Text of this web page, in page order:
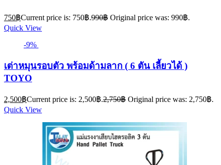
750฿Current price is: 750฿.990฿ Original price was: 990฿.
Quick View
-9%
เต่าหมุนรอบตัว พร้อมด้ามลาก ( 6 ตัน เลี้ยวได้ )
TOYO
2,500฿Current price is: 2,500฿.2,750฿ Original price was: 2,750฿.
Quick View